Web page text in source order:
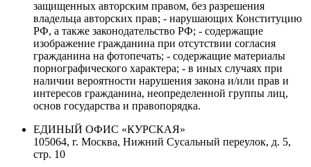
защищенных авторским правом, без разрешения
владельца авторских прав; - нарушающих Конституцию
РФ, а также законодательство РФ; - содержащие
изображение гражданина при отсутствии согласия
гражданина на фотопечать; - содержащие материалы
порнографического характера; - в иных случаях при
наличии вероятности нарушения закона и/или прав и
интересов гражданина, неопределенной группы лиц,
основ государства и правопорядка.
ЕДИНЫЙ ОФИС «КУРСКАЯ»
105064, г. Москва, Нижний Сусальный переулок, д. 5,
стр. 10